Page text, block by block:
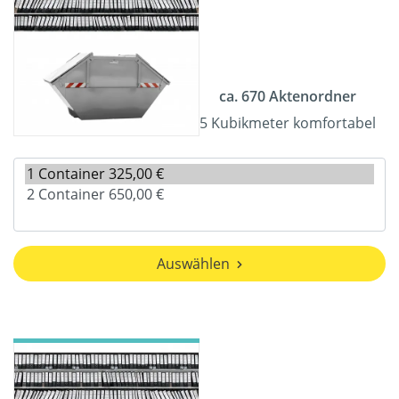
ca. 670 Aktenordner
5 Kubikmeter komfortabel
Auswählen